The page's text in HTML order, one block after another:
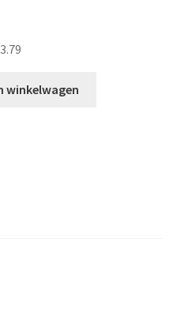
winkelwagen